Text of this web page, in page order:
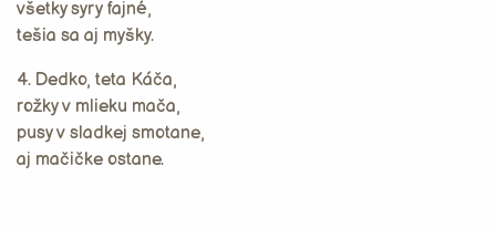
všetky syry fajné,
tešia sa aj myšky.
4. Dedko, teta Káča,
rožky v mlieku mača,
pusy v sladkej smotane,
aj mačičke ostane.